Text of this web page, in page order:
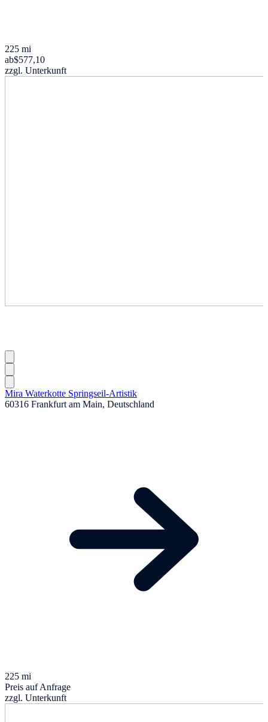
225 mi
ab$577,10
zzgl. Unterkunft
Mira Waterkotte Springseil-Artistik
60316 Frankfurt am Main, Deutschland
225 mi
Preis auf Anfrage
zzgl. Unterkunft